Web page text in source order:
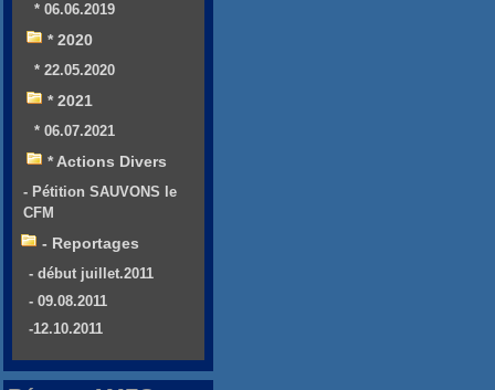
* 06.06.2019
* 2020
* 22.05.2020
* 2021
* 06.07.2021
* Actions Divers
- Pétition SAUVONS le
CFM
- Reportages
- début juillet.2011
- 09.08.2011
-12.10.2011